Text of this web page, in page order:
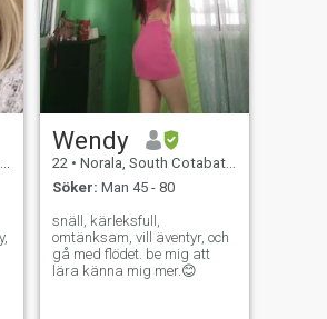
Wendy
22 • Norala, South Cotabato, Filippinerna
Söker: Man 45 - 80
snäll, kärleksfull,
omtänksam, vill äventyr, och
gå med flödet. be mig att
lära känna mig mer.😊